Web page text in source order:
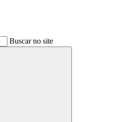
Buscar no site